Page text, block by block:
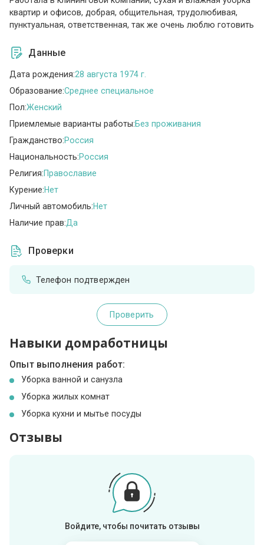
квартир и офисов, добрая, общительная, трудолюбивая,
пунктуальная, ответственная, так же очень люблю готовить
Данные
Дата рождения:28 августа 1974 г.
Образование:Среднее специальное
Пол:Женский
Приемлемые варианты работы:Без проживания
Гражданство:Россия
Национальность:Россия
Религия:Православие
Курение:Нет
Личный автомобиль:Нет
Наличие прав:Да
Проверки
Телефон подтвержден
Проверить
Навыки домработницы
Опыт выполнения работ:
Уборка ванной и санузла
Уборка жилых комнат
Уборка кухни и мытье посуды
Отзывы
Войдите, чтобы почитать отзывы